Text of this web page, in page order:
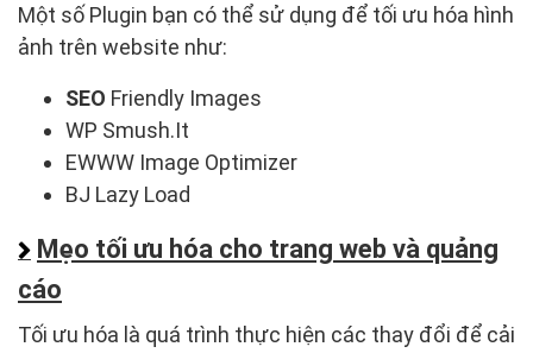
Một số Plugin bạn có thể sử dụng để tối ưu hóa hình
ảnh trên website như:
SEO Friendly Images
WP Smush.It
EWWW Image Optimizer
BJ Lazy Load
Mẹo tối ưu hóa cho trang web và quảng
cáo
Tối ưu hóa là quá trình thực hiện các thay đổi để cải